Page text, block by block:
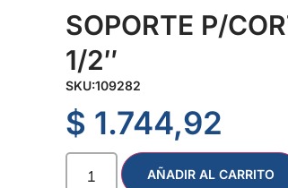
SOPORTE P/
1/2″
SKU:109282
$ 1.744,92
AÑADIR AL CARRITO